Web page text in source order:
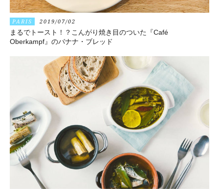
PARIS 2019/07/02
まるでトースト！？こんがり焼き目のついた『Café
Oberkampf』のバナナ・ブレッド